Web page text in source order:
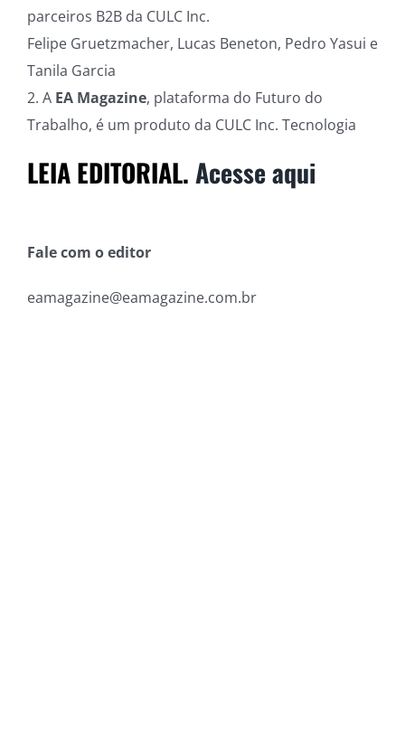
parceiros B2B da CULC Inc.
Felipe Gruetzmacher, Lucas Beneton, Pedro Yasui e
Tanila Garcia
2. A EA Magazine, plataforma do Futuro do
Trabalho, é um produto da CULC Inc. Tecnologia
LEIA EDITORIAL.Acesse aqui
Fale com o editor
eamagazine@eamagazine.com.br